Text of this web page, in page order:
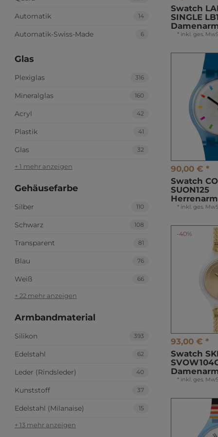
Automatik 14
Automatik-Swiss-Made 6
Glas
Plexiglas 316
Mineralglas 160
Acryl 42
Plastik 41
Glas 32
+ 1 mehr anzeigen
Gehäusefarbe
Silber 110
Schwarz 108
Transparent 81
Blau 76
Weiß 66
+ 22 mehr anzeigen
Armbandmaterial
Silikon 393
Edelstahl 62
Leder (Rindsleder) 40
Kunststoff 37
Edelstahl (Milanaise) 15
+ 13 mehr anzeigen
Swatch
SINGLE
* inkl. ges.
90,00 € *
Swatch
SUON125
* inkl. ges.
-40%
93,00 € *
Swatch
* inkl. ges.